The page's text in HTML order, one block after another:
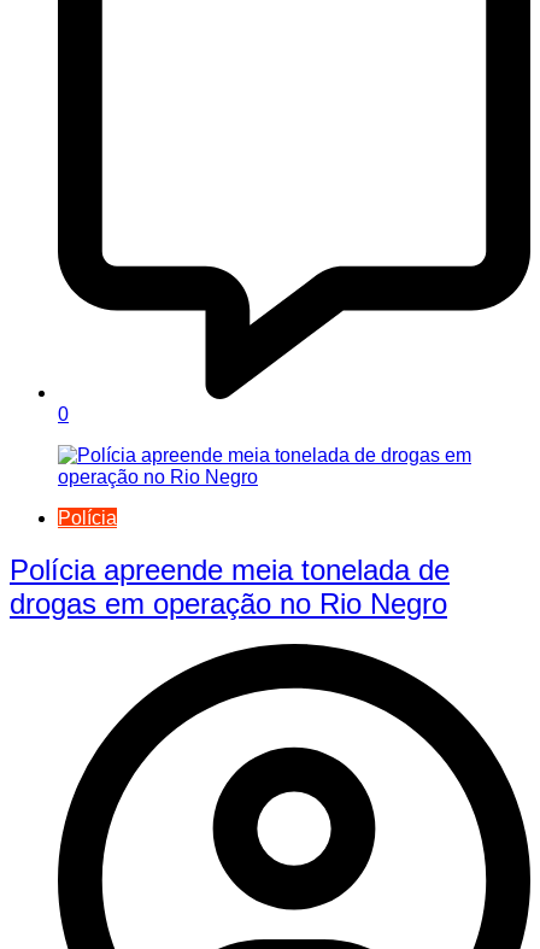
0
Polícia
Polícia apreende meia tonelada de
drogas em operação no Rio Negro